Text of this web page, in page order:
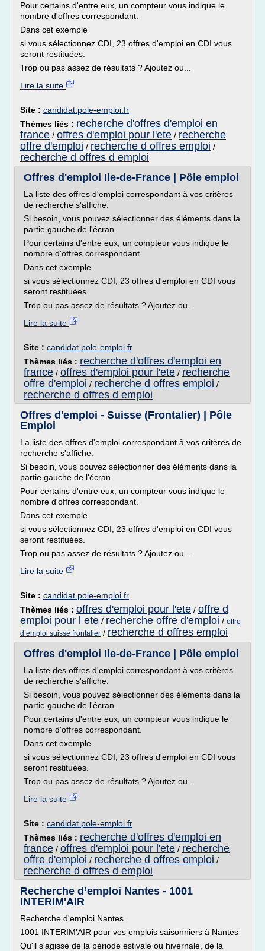
Pour certains d'entre eux, un compteur vous indique le
nombre d'offres correspondant.
Dans cet exemple
si vous sélectionnez CDI, 23 offres d'emploi en CDI vous
seront restituées.
Trop ou pas assez de résultats ? Ajoutez ou...
Lire la suite
Site : candidat.pole-emploi.fr
Thèmes liés : recherche d'offres d'emploi en
france / offres d'emploi pour l'ete / recherche
offre d'emploi / recherche d offres emploi /
recherche d offres d emploi
Offres d'emploi Ile-de-France | Pôle emploi
La liste des offres d'emploi correspondant à vos critères
de recherche s'affiche.
Si besoin, vous pouvez sélectionner des éléments dans la
partie gauche de l'écran.
Pour certains d'entre eux, un compteur vous indique le
nombre d'offres correspondant.
Dans cet exemple
si vous sélectionnez CDI, 23 offres d'emploi en CDI vous
seront restituées.
Trop ou pas assez de résultats ? Ajoutez ou...
Lire la suite
Site : candidat.pole-emploi.fr
Thèmes liés : recherche d'offres d'emploi en
france / offres d'emploi pour l'ete / recherche
offre d'emploi / recherche d offres emploi /
recherche d offres d emploi
Offres d'emploi - Suisse (Frontalier) | Pôle
Emploi
La liste des offres d'emploi correspondant à vos critères de
recherche s'affiche.
Si besoin, vous pouvez sélectionner des éléments dans la
partie gauche de l'écran.
Pour certains d'entre eux, un compteur vous indique le
nombre d'offres correspondant.
Dans cet exemple
si vous sélectionnez CDI, 23 offres d'emploi en CDI vous
seront restituées.
Trop ou pas assez de résultats ? Ajoutez ou...
Lire la suite
Site : candidat.pole-emploi.fr
Thèmes liés : offres d'emploi pour l'ete / offre d
emploi pour l ete / recherche offre d'emploi / offre
d emploi suisse frontalier / recherche d offres emploi
Offres d'emploi Ile-de-France | Pôle emploi
La liste des offres d'emploi correspondant à vos critères
de recherche s'affiche.
Si besoin, vous pouvez sélectionner des éléments dans la
partie gauche de l'écran.
Pour certains d'entre eux, un compteur vous indique le
nombre d'offres correspondant.
Dans cet exemple
si vous sélectionnez CDI, 23 offres d'emploi en CDI vous
seront restituées.
Trop ou pas assez de résultats ? Ajoutez ou...
Lire la suite
Site : candidat.pole-emploi.fr
Thèmes liés : recherche d'offres d'emploi en
france / offres d'emploi pour l'ete / recherche
offre d'emploi / recherche d offres emploi /
recherche d offres d emploi
Recherche d’emploi Nantes - 1001
INTERIM'AIR
Recherche d'emploi Nantes
1001 INTERIM'AIR pour vos emplois saisonniers à Nantes
Qu'il s'agisse de la période estivale ou hivernale, de la